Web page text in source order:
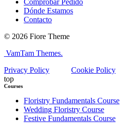
Comprobar Pedido
Dónde Estamos
Contacto
© 2026 Fiore Theme
VamTam Themes.
Privacy Policy
Cookie Policy
top
Courses
Floristry Fundamentals Course
Wedding Floristry Course
Festive Fundamentals Course